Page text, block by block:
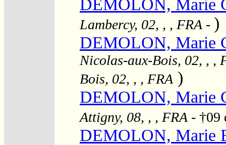
DEMOLON, Marie
Lambercy, 02, , , FRA - )
DEMOLON, Marie
Nicolas-aux-Bois, 02, , ,
Bois, 02, , , FRA )
DEMOLON, Marie
Attigny, 08, , , FRA - †09
DEMOLON, Marie